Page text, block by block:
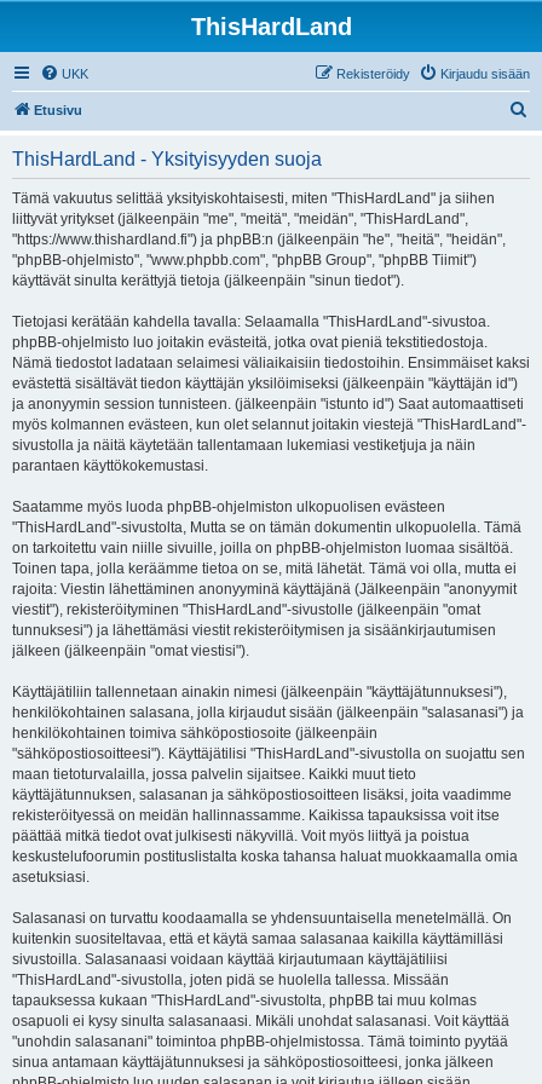
ThisHardLand
UKK Kirjaudu sisään
Rekisteröidy
Etusivu
ThisHardLand - Yksityisyyden suoja
Tämä vakuutus selittää yksityiskohtaisesti, miten "ThisHardLand" ja siihen
liittyvät yritykset (jälkeenpäin "me", "meitä", "meidän", "ThisHardLand",
"https://www.thishardland.fi") ja phpBB:n (jälkeenpäin "he", "heitä", "heidän",
"phpBB-ohjelmisto", "www.phpbb.com", "phpBB Group", "phpBB Tiimit")
käyttävät sinulta kerättyjä tietoja (jälkeenpäin "sinun tiedot").
Tietojasi kerätään kahdella tavalla: Selaamalla "ThisHardLand"-sivustoa.
phpBB-ohjelmisto luo joitakin evästeitä, jotka ovat pieniä tekstitiedostoja.
Nämä tiedostot ladataan selaimesi väliaikaisiin tiedostoihin. Ensimmäiset kaksi
evästettä sisältävät tiedon käyttäjän yksilöimiseksi (jälkeenpäin "käyttäjän id")
ja anonyymin session tunnisteen. (jälkeenpäin "istunto id") Saat automaattiseti
myös kolmannen evästeen, kun olet selannut joitakin viestejä "ThisHardLand"-
sivustolla ja näitä käytetään tallentamaan lukemiasi vestiketjuja ja näin
parantaen käyttökokemustasi.
Saatamme myös luoda phpBB-ohjelmiston ulkopuolisen evästeen
"ThisHardLand"-sivustolta, Mutta se on tämän dokumentin ulkopuolella. Tämä
on tarkoitettu vain niille sivuille, joilla on phpBB-ohjelmiston luomaa sisältöä.
Toinen tapa, jolla keräämme tietoa on se, mitä lähetät. Tämä voi olla, mutta ei
rajoita: Viestin lähettäminen anonyyminä käyttäjänä (Jälkeenpäin "anonyymit
viestit"), rekisteröityminen "ThisHardLand"-sivustolle (jälkeenpäin "omat
tunnuksesi") ja lähettämäsi viestit rekisteröitymisen ja sisäänkirjautumisen
jälkeen (jälkeenpäin "omat viestisi").
Käyttäjätiliin tallennetaan ainakin nimesi (jälkeenpäin "käyttäjätunnuksesi"),
henkilökohtainen salasana, jolla kirjaudut sisään (jälkeenpäin "salasanasi") ja
henkilökohtainen toimiva sähköpostiosoite (jälkeenpäin
"sähköpostiosoitteesi"). Käyttäjätilisi "ThisHardLand"-sivustolla on suojattu sen
maan tietoturvalailla, jossa palvelin sijaitsee. Kaikki muut tieto
käyttäjätunnuksen, salasanan ja sähköpostiosoitteen lisäksi, joita vaadimme
rekisteröityessä on meidän hallinnassamme. Kaikissa tapauksissa voit itse
päättää mitkä tiedot ovat julkisesti näkyvillä. Voit myös liittyä ja poistua
keskustelufoorumin postituslistalta koska tahansa haluat muokkaamalla omia
asetuksiasi.
Salasanasi on turvattu koodaamalla se yhdensuuntaisella menetelmällä. On
kuitenkin suositeltavaa, että et käytä samaa salasanaa kaikilla käyttämilläsi
sivustoilla. Salasanaasi voidaan käyttää kirjautumaan käyttäjätiliisi
"ThisHardLand"-sivustolla, joten pidä se huolella tallessa. Missään
tapauksessa kukaan "ThisHardLand"-sivustolta, phpBB tai muu kolmas
osapuoli ei kysy sinulta salasanaasi. Mikäli unohdat salasanasi. Voit käyttää
"unohdin salasanani" toimintoa phpBB-ohjelmistossa. Tämä toiminto pyytää
sinua antamaan käyttäjätunnuksesi ja sähköpostiosoitteesi, jonka jälkeen